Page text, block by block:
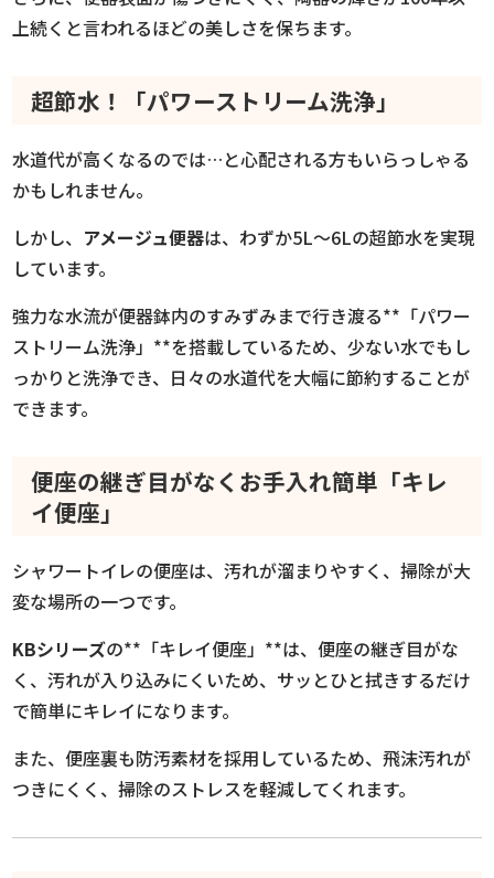
上続くと言われるほどの美しさを保ちます。
超節水！「パワーストリーム洗浄」
水道代が高くなるのでは…と心配される方もいらっしゃる
かもしれません。
しかし、 アメージュ便器は、わずか5L〜6Lの超節水を実現
しています。
強力な水流が便器鉢内のすみずみまで行き渡る**「パワー
ストリーム洗浄」**を搭載しているため、少ない水でもし
っかりと洗浄でき、日々の水道代を大幅に節約することが
できます。
便座の継ぎ目がなくお手入れ簡単「キレ
イ便座」
シャワートイレの便座は、汚れが溜まりやすく、掃除が大
変な場所の一つです。
KBシリーズの**「キレイ便座」**は、便座の継ぎ目がな
く、汚れが入り込みにくいため、サッとひと拭きするだけ
で簡単にキレイになります。
また、便座裏も防汚素材を採用しているため、飛沫汚れが
つきにくく、掃除のストレスを軽減してくれます。